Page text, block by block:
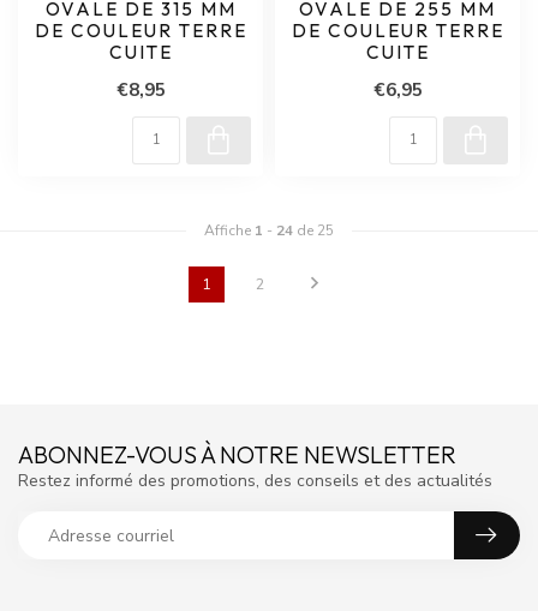
OVALE DE 315 MM
DE COULEUR TERRE
CUITE
€8,95
OVALE DE 255 MM
DE COULEUR TERRE
CUITE
€6,95
Affiche 1 - 24 de 25
1 2
ABONNEZ-VOUS À NOTRE NEWSLETTER
Restez informé des promotions, des conseils et des actualités